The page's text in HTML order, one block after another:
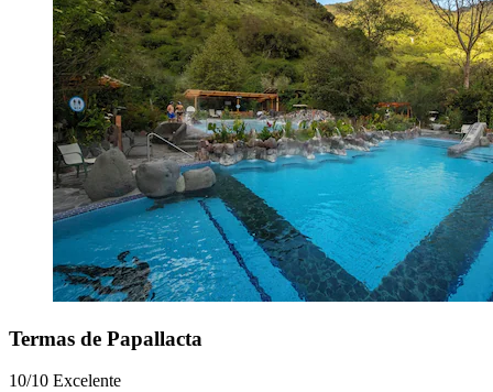
Termas de Papallacta
10/10 Excelente